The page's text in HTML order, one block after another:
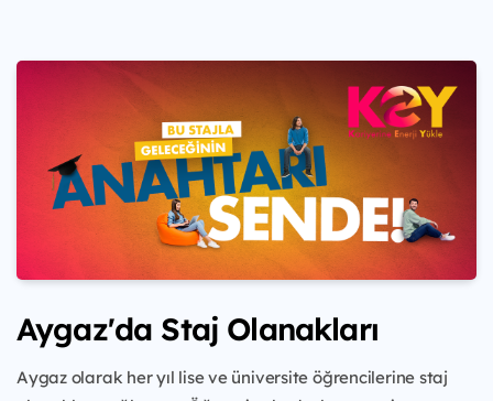
Aygaz'da Staj Olanakları
Aygaz olarak her yıl lise ve üniversite öğrencilerine staj